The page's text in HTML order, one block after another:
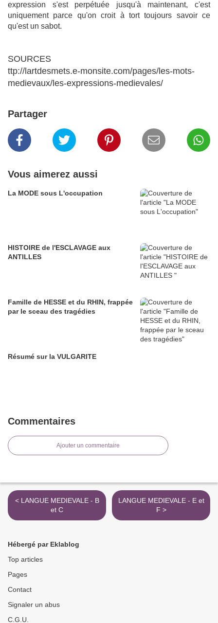
expression s'est perpétuée jusqu'à maintenant, c'est
uniquement parce qu'on croit à tort toujours savoir ce
qu'est un sabot.
SOURCES
ttp://lartdesmets.e-monsite.com/pages/les-mots-
medievaux/les-expressions-medievales/
Partager
Vous aimerez aussi
La MODE sous L'occupation
HISTOIRE de l'ESCLAVAGE aux
ANTILLES
Famille de HESSE et du RHIN, frappée
par le sceau des tragédies
Résumé sur la VULGARITE
Commentaires
Ajouter un commentaire
< LANGUE MEDIEVALE - B
et C
LANGUE MEDIEVALE - E et
F >
Hébergé par Eklablog
Top articles
Pages
Contact
Signaler un abus
C.G.U.